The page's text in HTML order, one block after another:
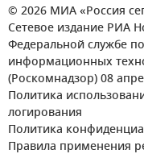
© 2026 МИА «Россия
Сетевое издание РИА
Федеральной службе
информационных
(Роскомнадзор) 08
Политика
логирования
Политика
Правила применения